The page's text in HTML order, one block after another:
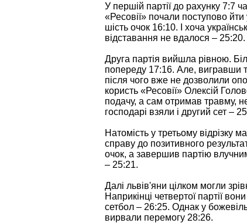
У першій партії до рахунку 7:7
«Ресовії» почали поступово
шість очок 16:10. І хоча
відставання не вдалося – 25:20.
Друга партія вийшла рівною.
попереду 17:16. Але, вигравши
після чого вже не дозволили
користь «Ресовії» Олексій
подачу, а сам отримав травму,
господарі взяли і другий сет –
Натомість у третьому відрізку
справу до позитивного
очок, а завершив партію
– 25:21.
Далі львів'яни цілком могли
Наприкінці четвертої партії
сетбол – 26:25. Однак у
вирвали перемогу 28:26.